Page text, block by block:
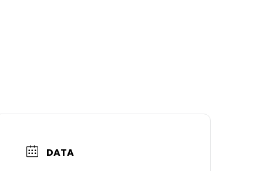
DATA